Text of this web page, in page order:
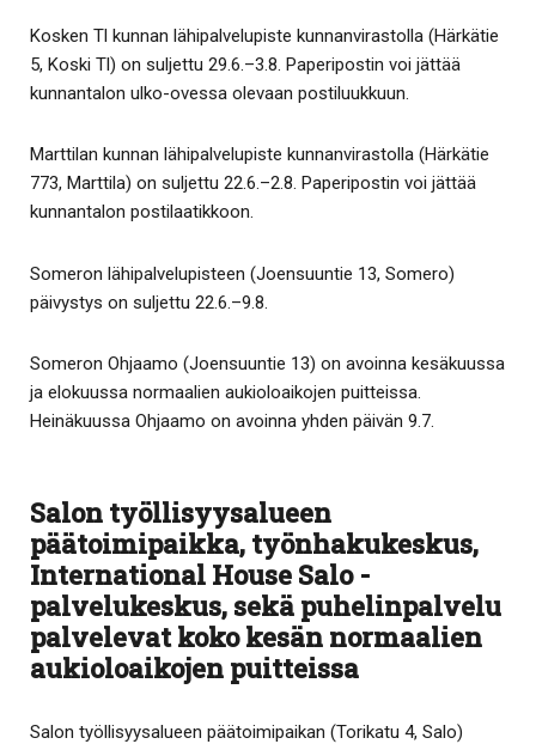
Kosken Tl kunnan lähipalvelupiste kunnanvirastolla (Härkätie
5, Koski Tl) on suljettu 29.6.–3.8. Paperipostin voi jättää
kunnantalon ulko-ovessa olevaan postiluukkuun.
Marttilan kunnan lähipalvelupiste kunnanvirastolla (Härkätie
773, Marttila) on suljettu 22.6.–2.8. Paperipostin voi jättää
kunnantalon postilaatikkoon.
Someron lähipalvelupisteen (Joensuuntie 13, Somero)
päivystys on suljettu 22.6.–9.8.
Someron Ohjaamo (Joensuuntie 13) on avoinna kesäkuussa
ja elokuussa normaalien aukioloaikojen puitteissa.
Heinäkuussa Ohjaamo on avoinna yhden päivän 9.7.
Salon työllisyysalueen
päätoimipaikka, työnhakukeskus,
International House Salo -
palvelukeskus, sekä puhelinpalvelu
palvelevat koko kesän normaalien
aukioloaikojen puitteissa
Salon työllisyysalueen päätoimipaikan (Torikatu 4, Salo)